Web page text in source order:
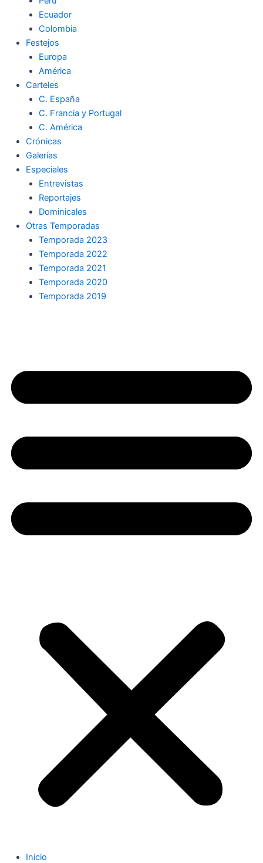
Ecuador
Colombia
Festejos
Europa
América
Carteles
C. España
C. Francia y Portugal
C. América
Crónicas
Galerías
Especiales
Entrevistas
Reportajes
Dominicales
Otras Temporadas
Temporada 2023
Temporada 2022
Temporada 2021
Temporada 2020
Temporada 2019
Inicio